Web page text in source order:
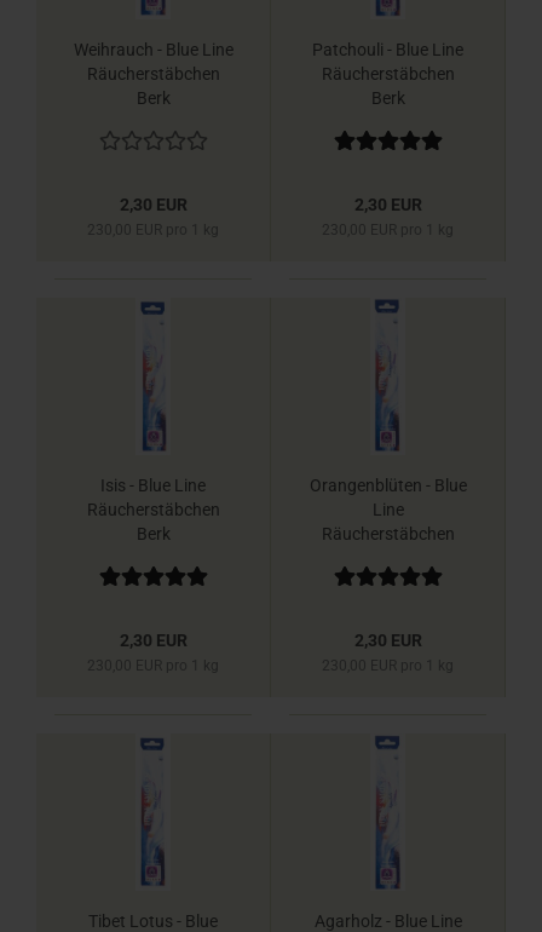
Weihrauch - Blue Line
Räucherstäbchen
Berk
2,30 EUR
230,00 EUR pro 1 kg
Patchouli - Blue Line
Räucherstäbchen
Berk
2,30 EUR
230,00 EUR pro 1 kg
Isis - Blue Line
Räucherstäbchen
Berk
2,30 EUR
230,00 EUR pro 1 kg
Orangenblüten - Blue
Line
Räucherstäbchen
2,30 EUR
230,00 EUR pro 1 kg
Tibet Lotus - Blue
Agarholz - Blue Line